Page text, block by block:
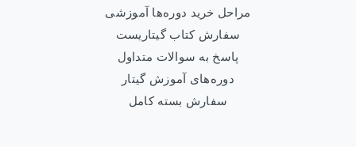
مراحل خرید دوره‌ها آموزشی
سفارش کتاب گیتاریست
پاسخ به سوالات متداول
دوره‌های آموزش گیتار
سفارش بسته کامل